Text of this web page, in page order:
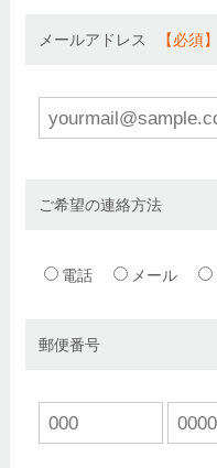
メールアドレス
ご希望の連絡方法
電話 メール
郵便番号